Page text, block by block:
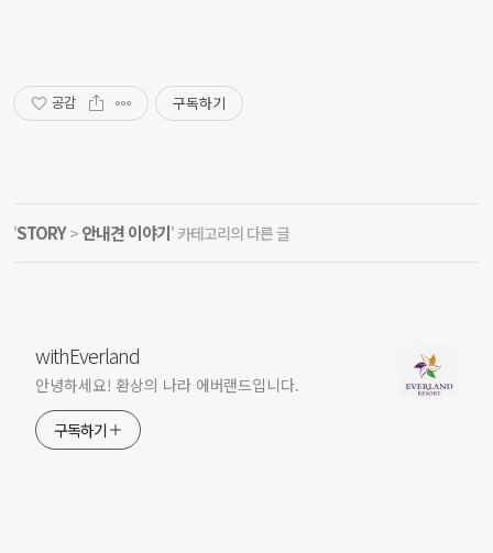
공감 구독하기
'STORY> 안내견 이야기' 카테고리의 다른 글
withEverland
안녕하세요! 환상의 나라 에버랜드입니다.
구독하기